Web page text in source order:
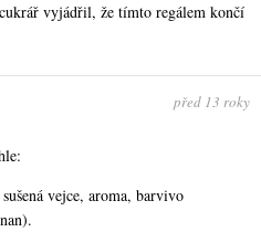
vyjádřil, že tímto regálem končí
před 13 roky
vejce, aroma, barvivo